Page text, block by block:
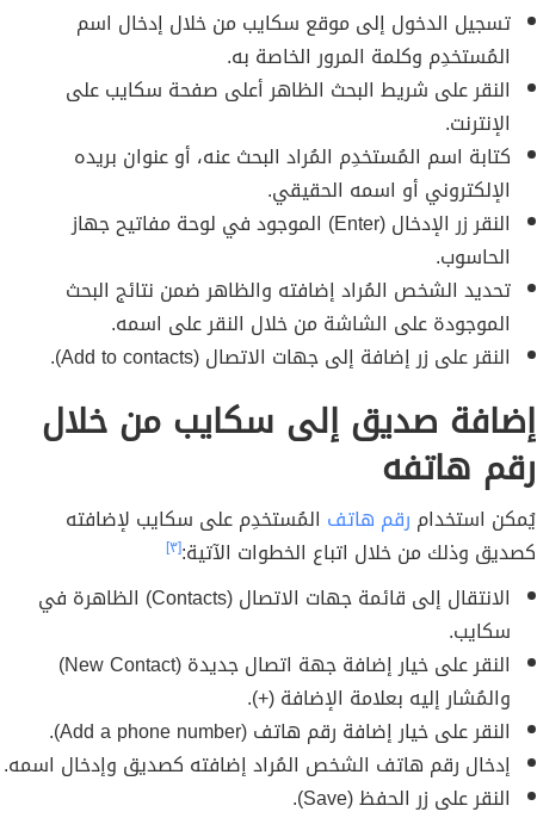
تسجيل الدخول إلى موقع سكايب من خلال إدخال اسم
المُستخدِم وكلمة المرور الخاصة به.
النقر على شريط البحث الظاهر أعلى صفحة سكايب على
الإنترنت.
كتابة اسم المُستخدِم المُراد البحث عنه، أو عنوان بريده
الإلكتروني أو اسمه الحقيقي.
النقر زر الإدخال (Enter) الموجود في لوحة مفاتيح جهاز
الحاسوب.
تحديد الشخص المُراد إضافته والظاهر ضمن نتائج البحث
الموجودة على الشاشة من خلال النقر على اسمه.
النقر على زر إضافة إلى جهات الاتصال (Add to contacts).
إضافة صديق إلى سكايب من خلال
رقم هاتفه
يُمكن استخدام رقم هاتف المُستخدِم على سكايب لإضافته
كصديق وذلك من خلال اتباع الخطوات الآتية:[٣]
الانتقال إلى قائمة جهات الاتصال (Contacts) الظاهرة في
سكايب.
النقر على خيار إضافة جهة اتصال جديدة (New Contact)
والمُشار إليه بعلامة الإضافة (+).
النقر على خيار إضافة رقم هاتف (Add a phone number).
إدخال رقم هاتف الشخص المُراد إضافته كصديق وإدخال اسمه.
النقر على زر الحفظ (Save).